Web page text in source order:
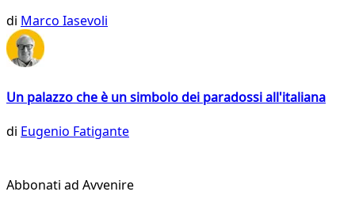
di Marco Iasevoli
Un palazzo che è un simbolo dei paradossi all'italiana
di Eugenio Fatigante
Abbonati ad Avvenire